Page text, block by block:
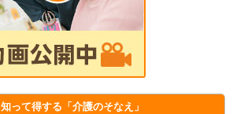
知って得する 「介護のそなえ」